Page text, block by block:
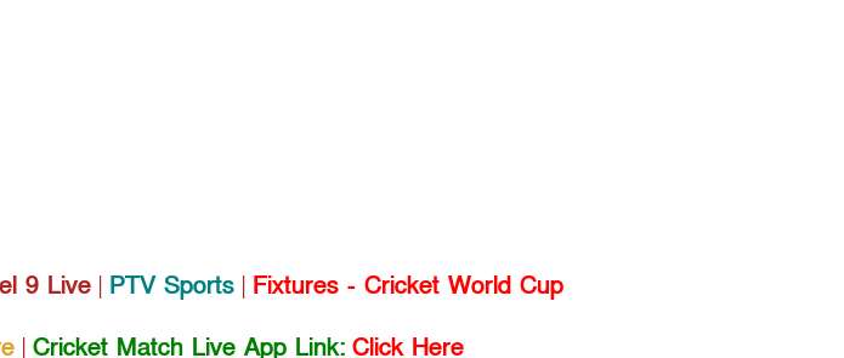
9 Live | PTV Sports | Fixtures - Cricket World Cup
| Cricket Match Live App Link: Click Here